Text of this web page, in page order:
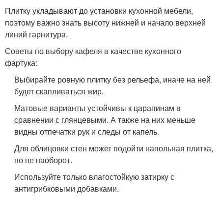
Плитку укладывают до установки кухонной мебели,
поэтому важно знать высоту нижней и начало верхней
линий гарнитура.
Советы по выбору кафеля в качестве кухонного
фартука:
Выбирайте ровную плитку без рельефа, иначе на ней
будет скапливаться жир.
Матовые варианты устойчивы к царапинам в
сравнении с глянцевыми. А также на них меньше
видны отпечатки рук и следы от капель.
Для облицовки стен может подойти напольная плитка,
но не наоборот.
Используйте только влагостойкую затирку с
антигрибковыми добавками.